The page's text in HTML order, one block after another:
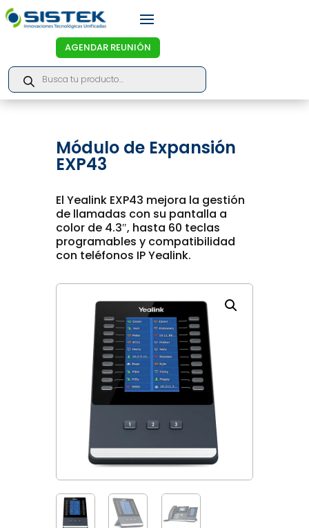
AGENDAR REUNIÓN
Products
search
Módulo de Expansión
EXP43
El Yealink EXP43 mejora la gestión
de llamadas con su pantalla a
color de 4.3″, hasta 60 teclas
programables y compatibilidad
con teléfonos IP Yealink.